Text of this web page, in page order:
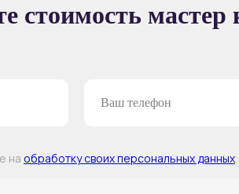
стоимость мастер
на обработку своих персональных данных.
КЛАССА